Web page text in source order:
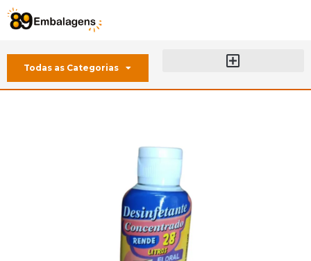
Todas as Categorias